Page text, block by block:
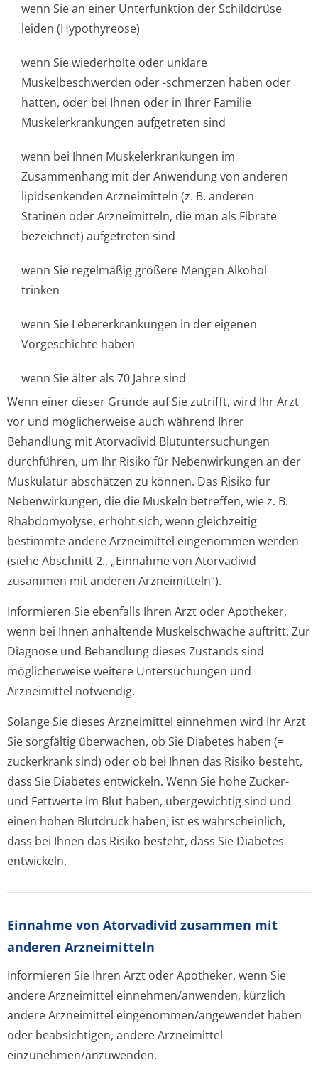
wenn Sie an einer Unterfunktion der Schilddrüse
leiden (Hypothyreose)
wenn Sie wiederholte oder unklare
Muskelbeschwerden oder -schmerzen haben oder
hatten, oder bei Ihnen oder in Ihrer Familie
Muskelerkrankungen aufgetreten sind
wenn bei Ihnen Muskelerkrankungen im
Zusammenhang mit der Anwendung von anderen
lipidsenkenden Arzneimitteln (z. B. anderen
Statinen oder Arzneimitteln, die man als Fibrate
bezeichnet) aufgetreten sind
wenn Sie regelmäßig größere Mengen Alkohol
trinken
wenn Sie Lebererkrankungen in der eigenen
Vorgeschichte haben
wenn Sie älter als 70 Jahre sind
Wenn einer dieser Gründe auf Sie zutrifft, wird Ihr Arzt
vor und möglicherweise auch während Ihrer
Behandlung mit Atorvadivid Blutuntersuchungen
durchführen, um Ihr Risiko für Nebenwirkungen an der
Muskulatur abschätzen zu können. Das Risiko für
Nebenwirkungen, die die Muskeln betreffen, wie z. B.
Rhabdomyolyse, erhöht sich, wenn gleichzeitig
bestimmte andere Arzneimittel eingenommen werden
(siehe Abschnitt 2., „Einnahme von Atorvadivid
zusammen mit anderen Arzneimitteln“).
Informieren Sie ebenfalls Ihren Arzt oder Apotheker,
wenn bei Ihnen anhaltende Muskelschwäche auftritt. Zur
Diagnose und Behandlung dieses Zustands sind
möglicherweise weitere Untersuchungen und
Arzneimittel notwendig.
Solange Sie dieses Arzneimittel einnehmen wird Ihr Arzt
Sie sorgfältig überwachen, ob Sie Diabetes haben (=
zuckerkrank sind) oder ob bei Ihnen das Risiko besteht,
dass Sie Diabetes entwickeln. Wenn Sie hohe Zucker-
und Fettwerte im Blut haben, übergewichtig sind und
einen hohen Blutdruck haben, ist es wahrscheinlich,
dass bei Ihnen das Risiko besteht, dass Sie Diabetes
entwickeln.
Einnahme von Atorvadivid zusammen mit
anderen Arzneimitteln
Informieren Sie Ihren Arzt oder Apotheker, wenn Sie
andere Arzneimittel einnehmen/anwenden, kürzlich
andere Arzneimittel eingenommen/an­gewendet haben
oder beabsichtigen, andere Arzneimittel
einzunehmen/an­zuwenden.